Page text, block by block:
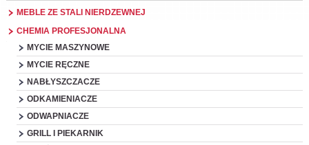
MEBLE ZE STALI NIERDZEWNEJ
CHEMIA PROFESJONALNA
MYCIE MASZYNOWE
MYCIE RĘCZNE
NABŁYSZCZACZE
ODKAMIENIACZE
ODWAPNIACZE
GRILL I PIEKARNIK